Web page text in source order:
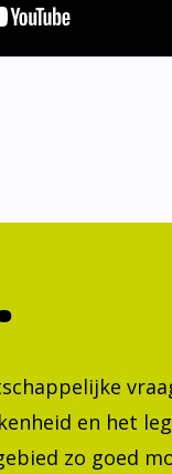
en het
zo goed